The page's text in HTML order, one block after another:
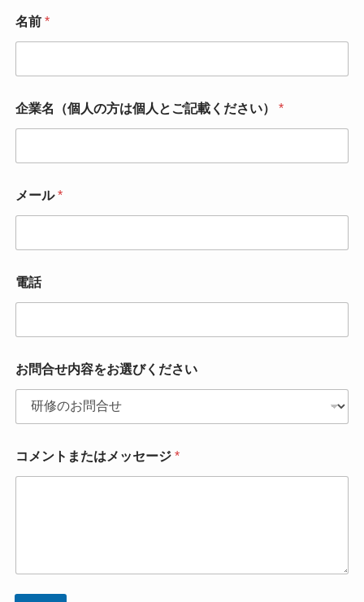
名前 *
企業名（個人の方は個人とご記載ください） *
メール*
電話
お問合せ内容をお選びください
コメントまたはメッセージ *